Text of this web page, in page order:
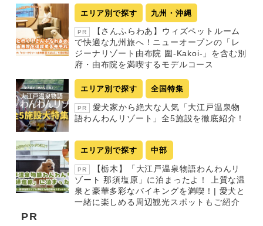
エリア別で探す 九州・沖縄
PR
【さんふらわあ】ウィズペットルーム
で快適な九州旅へ！ニューオープンの「レ
ジーナリゾート由布院 圍-Kakoi-」を含む別
府・由布院を満喫するモデルコース
エリア別で探す 全国特集
PR
愛犬家から絶大な人気「大江戸温泉物
語わんわんリゾート」全5施設を徹底紹介！
エリア別で探す 中部
PR
【栃木】「大江戸温泉物語わんわんリ
ゾート 那須塩原」に泊まったよ！ 上質な温
泉と豪華多彩なバイキングを満喫！| 愛犬と
一緒に楽しめる周辺観光スポットもご紹介
PR